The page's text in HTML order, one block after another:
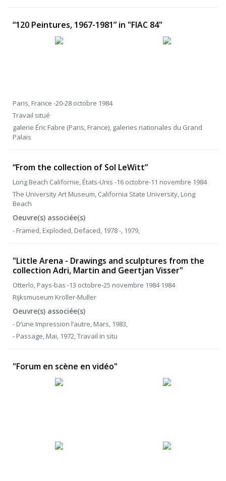
“120 Peintures, 1967-1981” in "FIAC 84"
Paris, France -20-28 octobre 1984
Travail situé
galerie Éric Fabre (Paris, France), galeries nationales du Grand
Palais
“From the collection of Sol LeWitt”
Long Beach Californie, États-Unis -16 octobre-11 novembre 1984
The University Art Museum, California State University, Long
Beach
Oeuvre(s) associée(s)
- Framed, Exploded, Defaced, 1978 -, 1979,
"Little Arena - Drawings and sculptures from the
collection Adri, Martin and Geertjan Visser"
Otterlo, Pays-bas -13 octobre-25 novembre 1984 1984
Rijksmuseum Kröller-Muller
Oeuvre(s) associée(s)
- D’une Impression l’autre, Mars, 1983,
- Passage, Mai, 1972, Travail in situ
"Forum en scène en vidéo"